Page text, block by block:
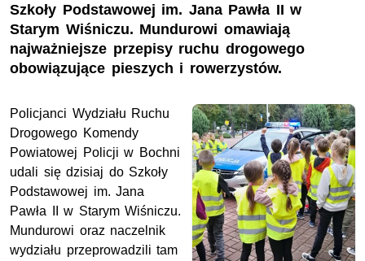
Szkoły Podstawowej im. Jana Pawła II w
Starym Wiśniczu. Mundurowi omawiają
najważniejsze przepisy ruchu drogowego
obowiązujące pieszych i rowerzystów.
Policjanci Wydziału Ruchu
Drogowego Komendy
Powiatowej Policji w Bochni
udali się dzisiaj do Szkoły
Podstawowej im. Jana
Pawła II w Starym Wiśniczu.
Mundurowi oraz naczelnik
wydziału przeprowadzili tam